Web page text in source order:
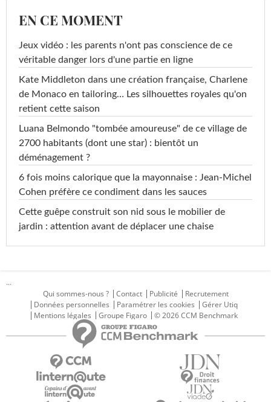
EN CE MOMENT
Jeux vidéo : les parents n'ont pas conscience de ce
véritable danger lors d'une partie en ligne
Kate Middleton dans une création française, Charlene
de Monaco en tailoring… Les silhouettes royales qu'on
retient cette saison
Luana Belmondo "tombée amoureuse" de ce village de
2700 habitants (dont une star) : bientôt un
déménagement ?
6 fois moins calorique que la mayonnaise : Jean-Michel
Cohen préfère ce condiment dans les sauces
Cette guêpe construit son nid sous le mobilier de
jardin : attention avant de déplacer une chaise
...
Qui sommes-nous ?
Contact Publicité
Recrutement
Données personnelles
Paramétrer les cookies
Gérer Utiq
Mentions légales
Groupe Figaro © 2026 CCM Benchmark